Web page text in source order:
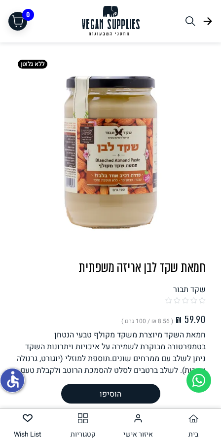
0
תחליפי בשר
גבינות טבעוניות
ללא גלוטן
חמאת שקד לבן אריזה משפתית
שקד תבור
( ‏8.56 ₪ / 100 גרם )
חמאת השקד מיוצרת משקד מקולף טבעי הנטחן
בטמפרטורה מבוקרת לשמירה על איכויות ויתרונות השקד
ניתן לשלב עם ממרחים שונים.תוספת למוזלי (יוגורט, גרנולה
ופירות). לשלב ברטבים לסלט להסמכת הרוטב ולקבלת טעם
עשיר..
משקל וכמות
700
הכנה
רכיבים
הוסיפו
בית איזור אישי קטגוריות Wish List
accessible